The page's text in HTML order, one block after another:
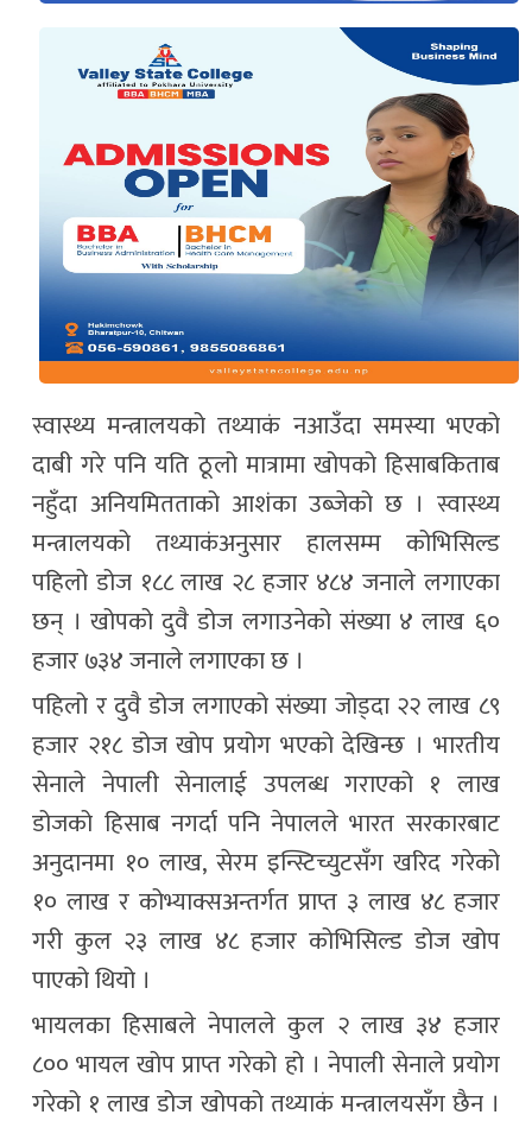
स्वास्थ्य मन्त्रालयको तथ्याकं नआउँदा समस्या भएको
दाबी गरे पनि यति ठूलो मात्रामा खोपको हिसाबकिताब
नहुँदा अनियमितताको आशंका उब्जेको छ । स्वास्थ्य
मन्त्रालयको तथ्याकंअनुसार हालसम्म कोभिसिल्ड
पहिलो डोज १८८ लाख २८ हजार ४८४ जनाले लगाएका
छन् । खोपको दुवै डोज लगाउनेको संख्या ४ लाख ६०
हजार ७३४ जनाले लगाएका छ ।
पहिलो र दुवै डोज लगाएको संख्या जोड्दा २२ लाख ८९
हजार २१८ डोज खोप प्रयोग भएको देखिन्छ । भारतीय
सेनाले नेपाली सेनालाई उपलब्ध गराएको १ लाख
डोजको हिसाब नगर्दा पनि नेपालले भारत सरकारबाट
अनुदानमा १० लाख, सेरम इन्स्टिच्युटसँग खरिद गरेको
१० लाख र कोभ्याक्सअन्तर्गत प्राप्त ३ लाख ४८ हजार
गरी कुल २३ लाख ४८ हजार कोभिसिल्ड डोज खोप
पाएको थियो ।
भायलका हिसाबले नेपालले कुल २ लाख ३४ हजार
८०० भायल खोप प्राप्त गरेको हो । नेपाली सेनाले प्रयोग
गरेको १ लाख डोज खोपको तथ्याकं मन्त्रालयसँग छैन ।